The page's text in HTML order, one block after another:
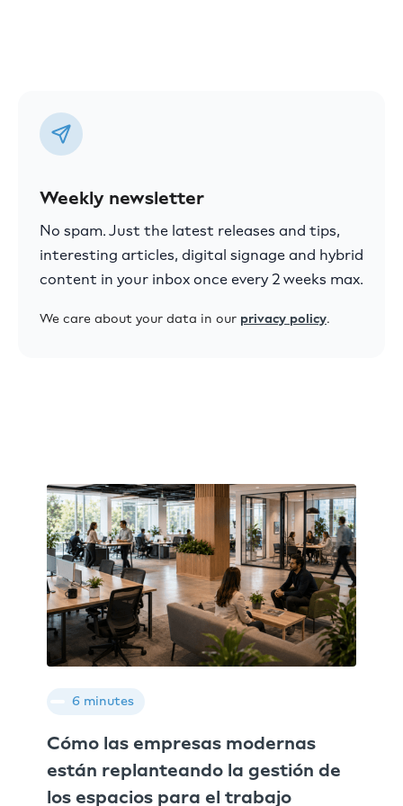
Weekly newsletter
No spam. Just the latest releases and tips,
interesting articles, digital signage and hybrid
content in your inbox once every 2 weeks max.
We care about your data in our privacy policy.
6 minutes
Cómo las empresas modernas
están replanteando la gestión de
los espacios para el trabajo